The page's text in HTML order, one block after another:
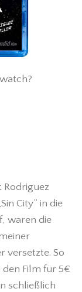
Rodriguez
City“ in die
waren die
versetzte. So
den Film für 5€
schließlich